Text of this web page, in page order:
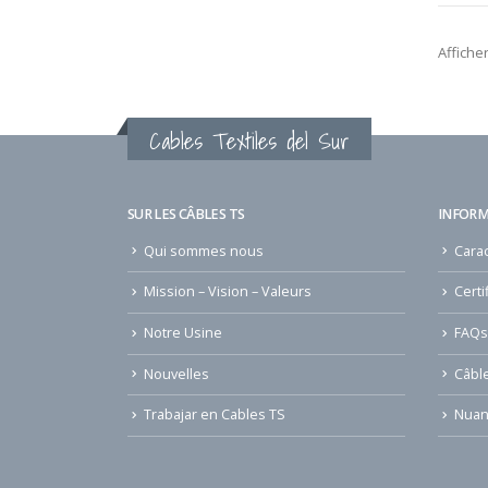
Cables Textiles del Sur
SUR LES CÂBLES TS
Qui sommes nous
Mission – Vision – Valeurs
Notre Usine
Nouvelles
Trabajar en Cables TS
FAQs